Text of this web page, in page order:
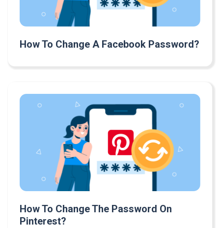
How To Change A Facebook Password?
How To Change The Password On
Pinterest?